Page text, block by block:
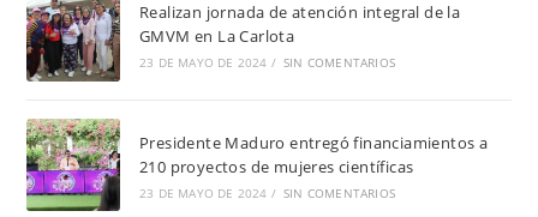
Realizan jornada de atención integral de la
GMVM en La Carlota
23 DE MAYO DE 2024 / SIN COMENTARIOS
Presidente Maduro entregó financiamientos a
210 proyectos de mujeres científicas
23 DE MAYO DE 2024 / SIN COMENTARIOS